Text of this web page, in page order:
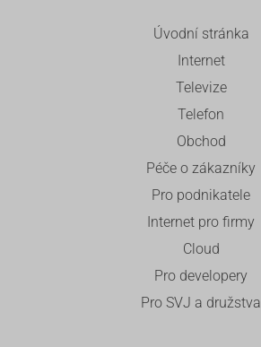
Úvodní stránka
Internet
Televize
Telefon
Obchod
Péče o zákazníky
Pro podnikatele
Internet pro firmy
Cloud
Pro developery
Pro SVJ a družstva